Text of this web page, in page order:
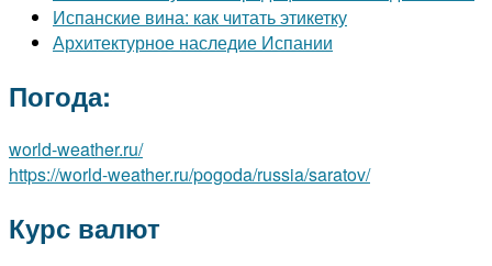
Испанские вина: как читать этикетку
Архитектурное наследие Испании
Погода:
world-weather.ru/
https://world-weather.ru/pogoda/russia/saratov/
Курс валют